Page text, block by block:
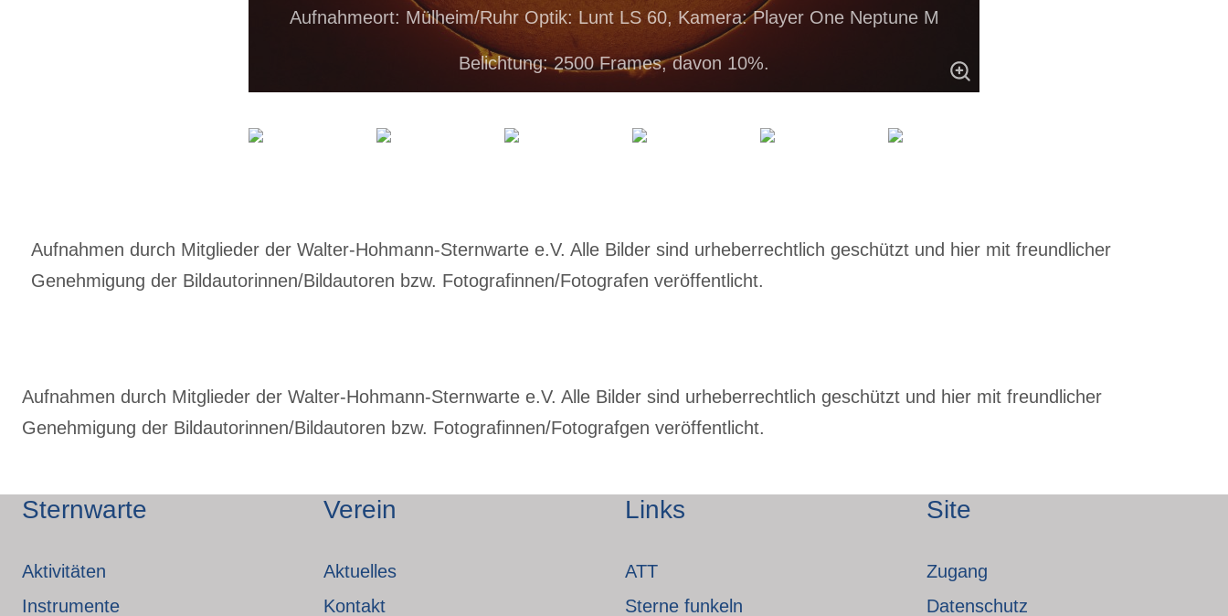
Aufnahmeort: Mülheim/Ruhr Optik: Lunt LS 60, Kamera: Player One Neptune M
Belichtung: 2500 Frames, davon 10%.
Aufnahmen durch Mitglieder der Walter-Hohmann-Sternwarte e.V. Alle Bilder sind urheberrechtlich geschützt und hier mit freundlicher
Genehmigung der Bildautorinnen/Bildautoren bzw. Fotografinnen/Fotografen veröffentlicht.
Aufnahmen durch Mitglieder der Walter-Hohmann-Sternwarte e.V. Alle Bilder sind urheberrechtlich geschützt und hier mit freundlicher
Genehmigung der Bildautorinnen/Bildautoren bzw. Fotografinnen/Fotografgen veröffentlicht.
Sternwarte
Aktivitäten
Instrumente
Verein
Aktuelles
Kontakt
Links
ATT
Sterne funkeln
Site
Zugang
Datenschutz